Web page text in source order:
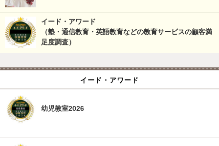
イード・アワード
（塾・通信教育・英語教育などの教育サービスの顧客満
足度調査）
イード・アワード
幼児教室2026